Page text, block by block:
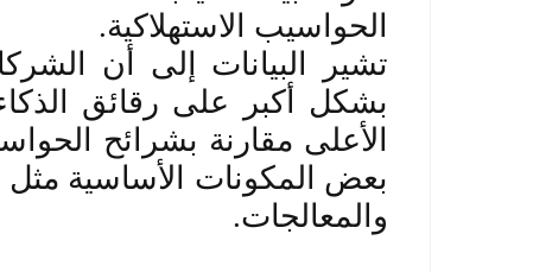
الحواسيب الاستهلاكية.
تشير البيانات إلى أن
بشكل أكبر على رقائق
الأعلى مقارنة بشرائح
بعض المكونات الأساسية مثل
والمعالجات.